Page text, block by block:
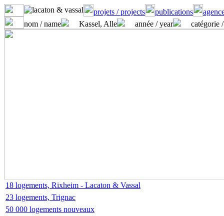
projets / projects publications
nom / name
Kassel, Alle année / year catégorie
18 logements, Rixheim - Lacaton & Vassal
23 logements, Trignac
50 000 logements nouveaux